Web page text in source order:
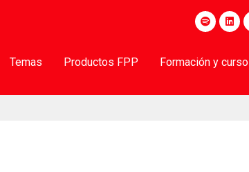
Temas Productos FPP Formación y